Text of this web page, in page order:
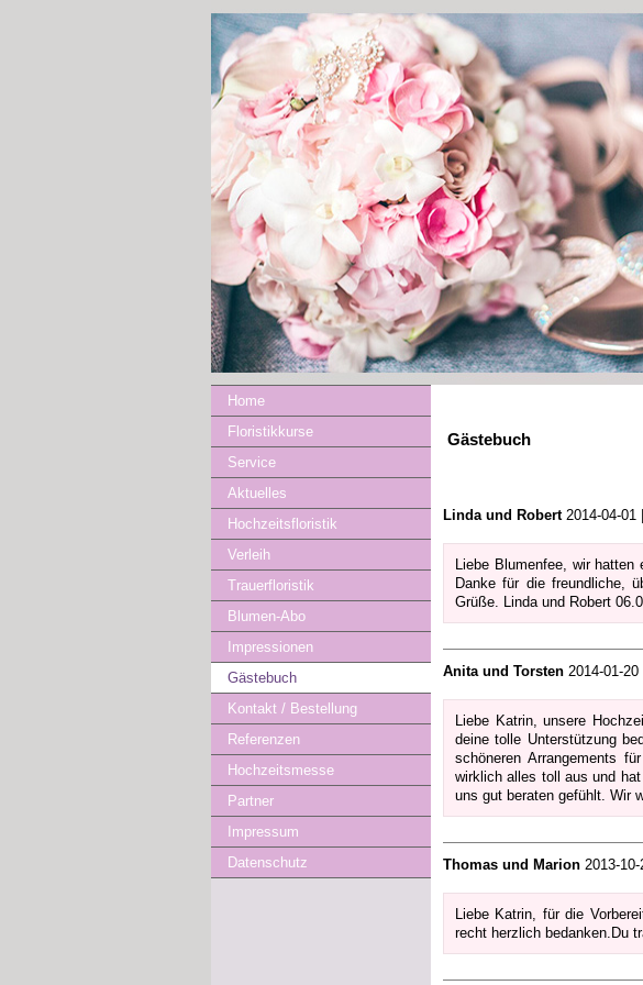
Home
Floristikkurse
Service
Aktuelles
Hochzeitsfloristik
Verleih
Trauerfloristik
Blumen-Abo
Impressionen
Gästebuch
Kontakt / Bestellung
Referenzen
Hochzeitsmesse
Partner
Impressum
Datenschutz
Gästebuch
Linda und Robert2014-04-01
Liebe Blumenfee, wir
Danke für die freundliche,
Grüße. Linda und Robert
Anita und Torsten 2014-01-20
Liebe Katrin, unsere
deine tolle Unterstützung
schöneren Arrangements
wirklich alles toll aus und
uns gut beraten gefühlt. Wir
Thomas und Marion 2013-
Liebe Katrin, für die
recht herzlich bedanken.Du